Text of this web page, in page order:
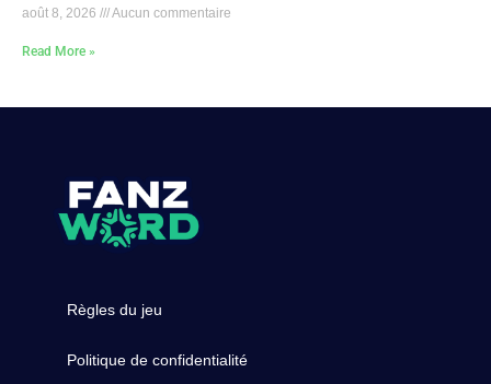
août 8, 2026 Aucun commentaire
Read More »
Règles du jeu
Politique de confidentialité